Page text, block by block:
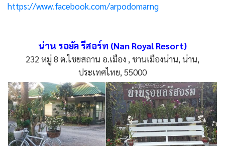
https://www.facebook.com/arpodomarng
น่าน รอยัล รีสอร์ท (Nan Royal Resort)
232 หมู่ 8 ต.ไชยสถาน อ.เมือง , ชานเมืองน่าน, น่าน,
ประเทศไทย, 55000